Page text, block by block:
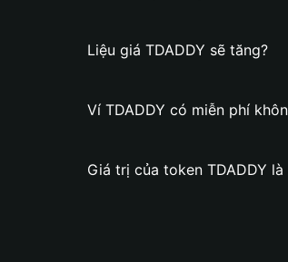
Liệu giá TDADDY sẽ tăng?
Ví TDADDY có miễn phí
Giá trị của token TDADDY là